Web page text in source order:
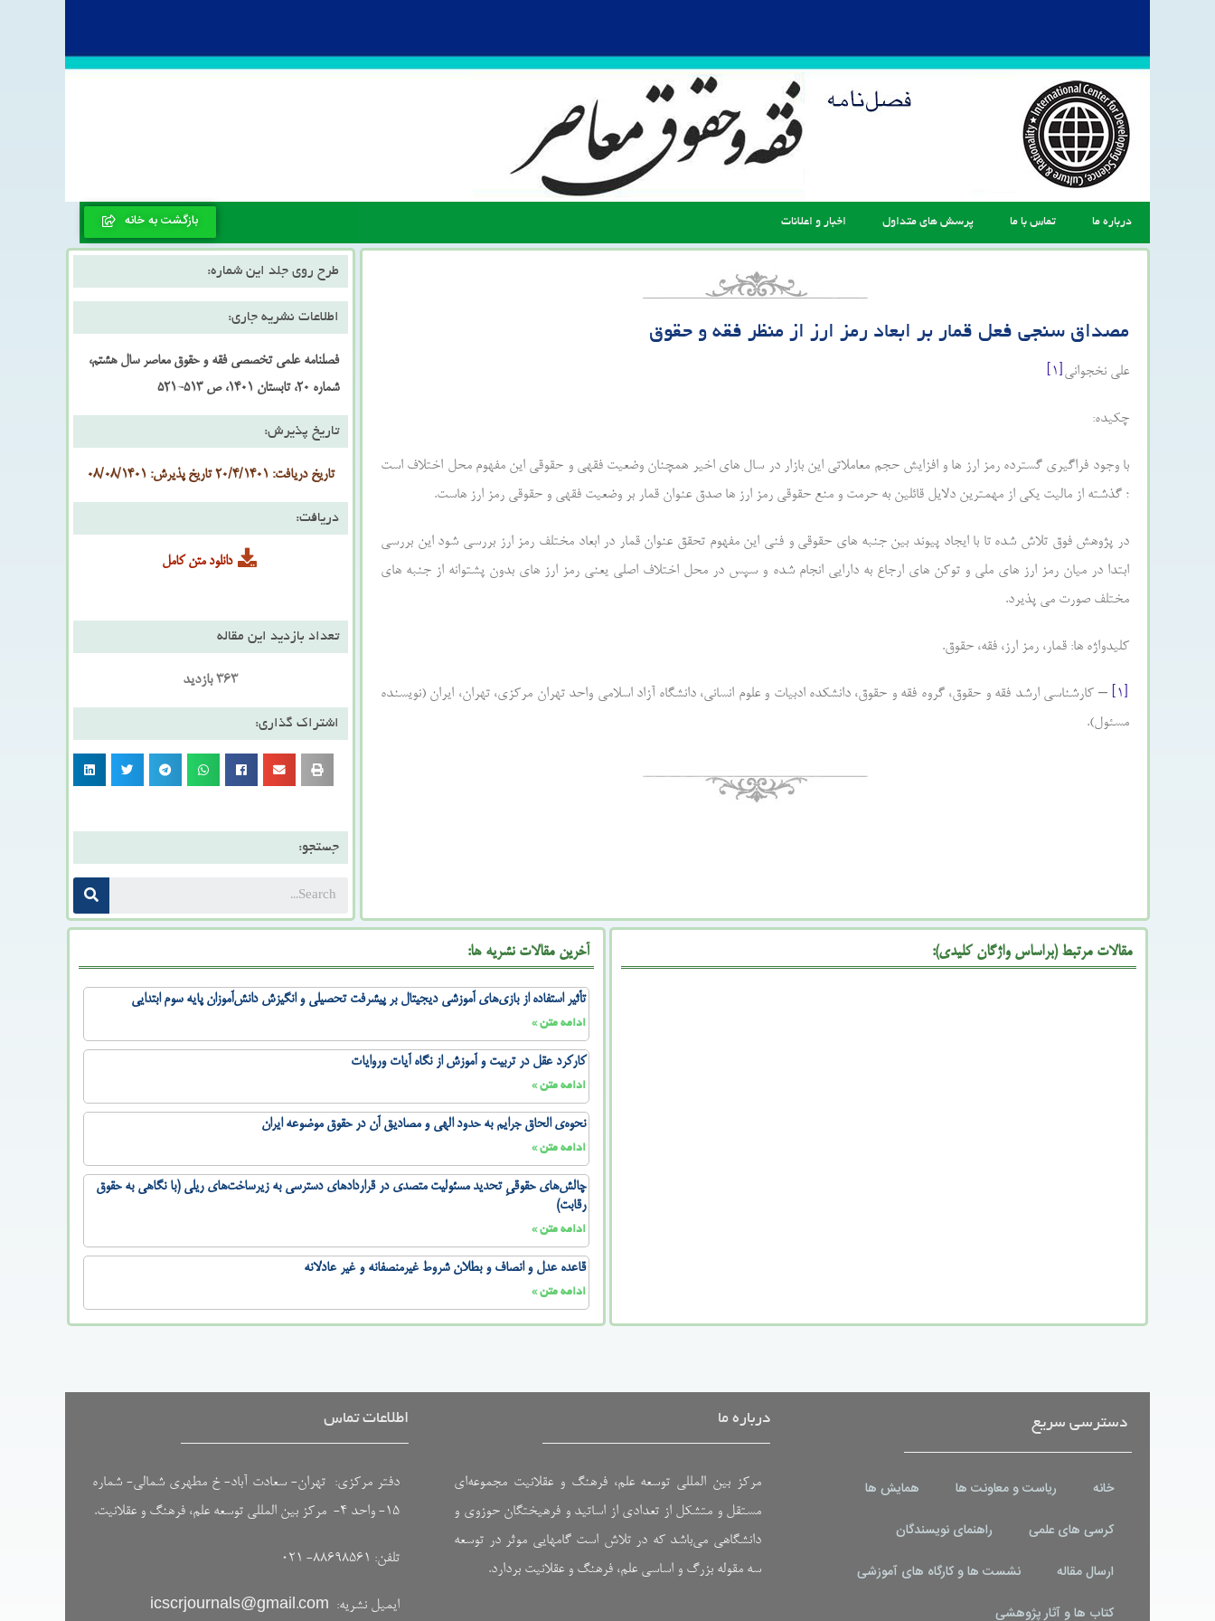
درباره ما تماس با ما پرسش های متداول اخبار و اعلانات بازگشت به خانه
مصداق سنجی فعل قمار بر ابعاد رمز ارز از منظر فقه و حقوق
علی نخجوانی[۱]
چکیده:
با وجود فراگیری گسترده رمز ارز ها و افزایش حجم معاملاتی این بازار در سال های اخیر همچنان وضعیت فقهی و حقوقی این مفهوم محل اختلاف است
؛ گذشته از مالیت یکی از مهمترین دلایل قائلین به حرمت و منع حقوقی رمز ارز ها صدق عنوان قمار بر وضعیت فقهی و حقوقی رمز ارز هاست.
در پژوهش فوق تلاش شده تا با ایجاد پیوند بین جنبه های حقوقی و فنی این مفهوم تحقق عنوان قمار در ابعاد مختلف رمز ارز بررسی شود این بررسی
ابتدا در میان رمز ارز های ملی و توکن های ارجاع به دارایی انجام شده و سپس در محل اختلاف اصلی یعنی رمز ارز های بدون پشتوانه از جنبه های
مختلف صورت می پذیرد.
کلیدواژه ها: قمار، رمز ارز، فقه، حقوق.
[۱]
– کارشناسی ارشد فقه و حقوق، گروه فقه و حقوق، دانشکده ادبیات و علوم انسانی، دانشگاه آزاد اسلامی واحد تهران مرکزی، تهران، ایران (نویسنده
مسئول).
طرح روی جلد این شماره:
اطلاعات نشریه جاری:
فصلنامه علمی تخصصی فقه و حقوق معاصر سال هشتم،
شماره 20، تابستان 1401، ص 513-521
تاریخ پذیرش:
تاریخ دریافت: 20/4/1401 تاریخ پذیرش: 08/08/1401
دریافت:
دانلود متن کامل
تعداد بازدید این مقاله
363 بازدید
اشتراک گذاری:
جستجو:
مقالات مرتبط (براساس واژگان کلیدی): آخرین مقالات نشریه ها:
تأثیر استفاده از بازی‌های آموزشی دیجیتال بر پیشرفت تحصیلی و انگیزش دانش‌آموزان پایه سوم ابتدایی
ادامه متن »
کارکرد عقل در تربیت و آموزش از نگاه آیات وروایات
ادامه متن »
نحوه‌ی الحاق جرایم به حدود الهی و مصادیق آن در حقوق موضوعه ایران
ادامه متن »
چالش‌های حقوقیِ تحدید مسئولیت متصدی در قراردادهای دسترسی به زیرساخت‌های ریلی (با نگاهی به حقوق
رقابت)
ادامه متن »
قاعده عدل و انصاف و بطلان شروط غیرمنصفانه و غیر عادلانه
ادامه متن »
دسترسی سریع
خانه ریاست و معاونت ها
همایش ها
کرسی های علمی
راهنمای نویسندگان
ارسال مقاله
نشست ها و کارگاه های آموزشی
کتاب ها و آثار پژوهشی
درباره ما
مرکز بین المللی توسعه علم، فرهنگ و عقلانیت مجموعه‌ای
مستقل و متشکل از تعدادی از اساتید و فرهیختگان حوزوی و
دانشگاهی می‌باشد که در تلاش است گامهایی موثر در توسعه
سه مقوله بزرگ و اساسی علم، فرهنگ و عقلانیت بردارد.
اطلاعات تماس
دفتر مرکزی: تهران- سعادت آباد- خ مطهری شمالی- شماره
۱۵- واحد ۴- مرکز بین المللی توسعه علم، فرهنگ و عقلانیت.
تلفن: ۸۸۶۹۸۵۶۱- ۰۲۱
ایمیل نشریه: icscrjournals@gmail.com